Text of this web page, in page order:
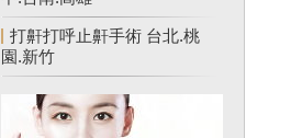
打鼾打呼止鼾手術 台北.桃
園.新竹